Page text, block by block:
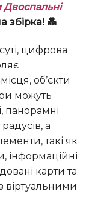
Двоспальні
збірка! 💑
цифрова
об’єкти
можуть
панорамні
а
такі як
інформаційні
карти та
віртуальними